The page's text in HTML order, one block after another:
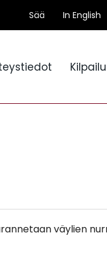
Sää In English
väylien